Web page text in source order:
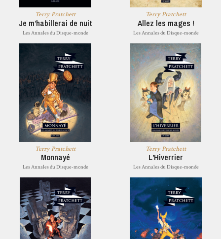
Terry Pratchett
Je m’habillerai de nuit
Les Annales du Disque-monde
Terry Pratchett
Allez les mages !
Les Annales du Disque-monde
Terry Pratchett
Monnayé
Les Annales du Disque-monde
Terry Pratchett
L'Hiverrier
Les Annales du Disque-monde